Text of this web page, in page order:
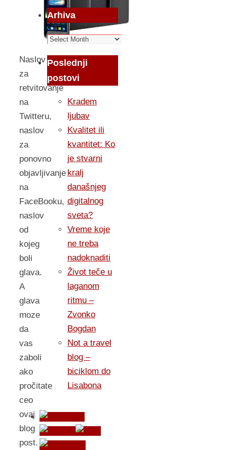
Naslov
za
retvitovanje
na
Twitteru,
naslov
za
ponovno
objavljivanje
na
FaceBooku,
naslov
od
kojeg
boli
glava.
A
glava
moze
da
vas
zaboli
ako
pročitate
ceo
ovaj
blog
post.
Arhiva
Arhiva
Poslednji
postovi
Kradem
ljubav
Kvalitet ili
kvantitet: Ko
je stvarni
kralj
današnjeg
digitalnog
sveta?
Vreme koje
ne treba
nadoknaditi
Život teče u
laganom
ritmu –
Zvonko
Bogdan
Not a travel
blog –
biciklom do
Lisabona